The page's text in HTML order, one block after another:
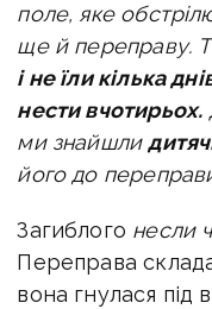
поле, яке
ще й переправу.
і не їли кілька
нести вчотирьох.
ми знайшли
його до
Загиблого несли
Переправа
вона гнулася під